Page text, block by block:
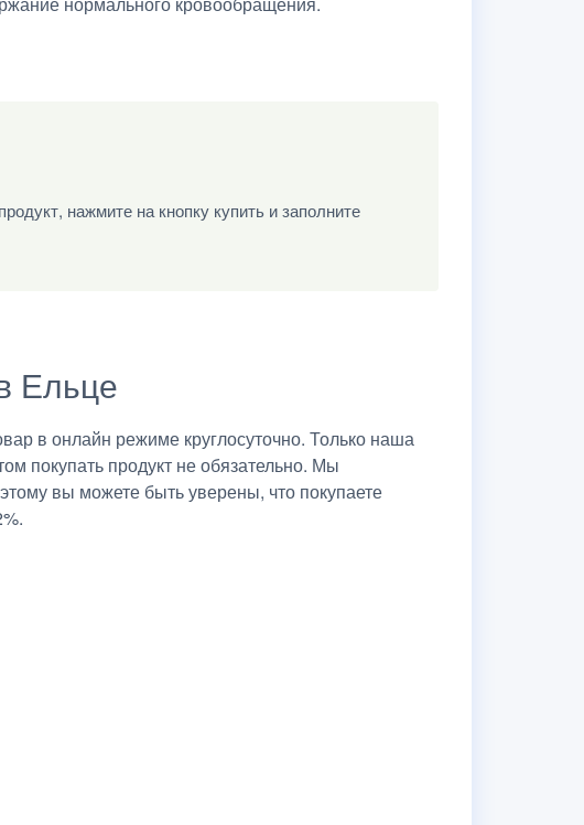
нажмите на кнопку купить и заполните
Ельце
в онлайн режиме круглосуточно. Только наша
покупать продукт не обязательно. Мы
вы можете быть уверены, что покупаете